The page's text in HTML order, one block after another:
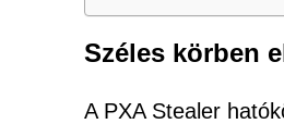
Széles körben
A PXA Stealer